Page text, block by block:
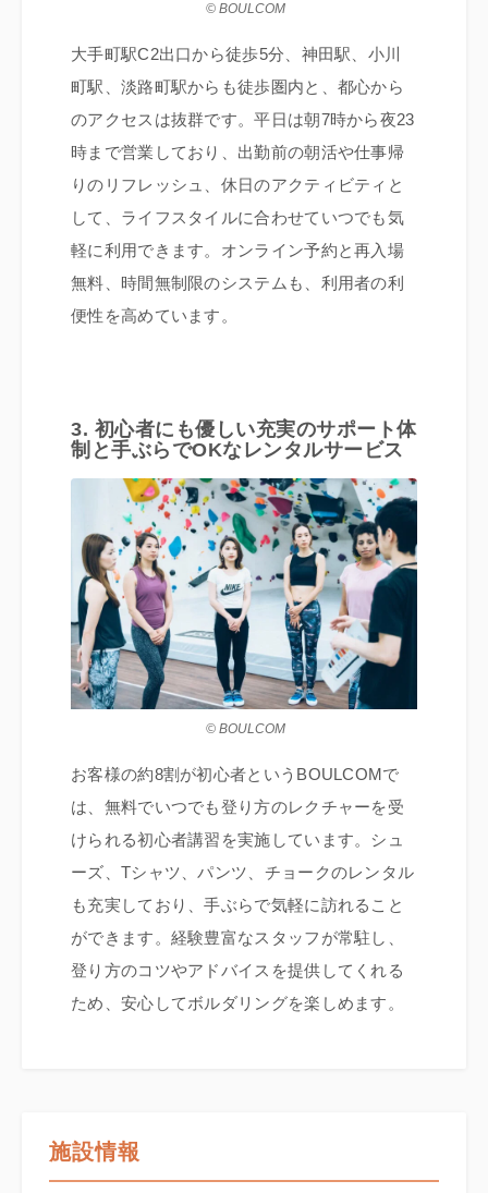
大手町駅C2出口から徒歩5分、神田駅、小川
町駅、淡路町駅からも徒歩圏内と、都心から
のアクセスは抜群です。平日は朝7時から夜23
時まで営業しており、出勤前の朝活や仕事帰
りのリフレッシュ、休日のアクティビティと
して、ライフスタイルに合わせていつでも気
軽に利用できます。オンライン予約と再入場
無料、時間無制限のシステムも、利用者の利
便性を高めています。
© BOULCOM
3. 初心者にも優しい充実のサポート体
制と手ぶらでOKなレンタルサービス
お客様の約8割が初心者というBOULCOMで
は、無料でいつでも登り方のレクチャーを受
けられる初心者講習を実施しています。シュ
ーズ、Tシャツ、パンツ、チョークのレンタル
も充実しており、手ぶらで気軽に訪れること
ができます。経験豊富なスタッフが常駐し、
登り方のコツやアドバイスを提供してくれる
ため、安心してボルダリングを楽しめます。
© BOULCOM
施設情報